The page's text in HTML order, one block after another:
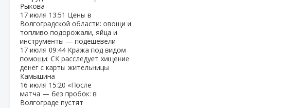
Рыкова
17 июля 13:51 Цены в
Волгоградской области: овощи и
топливо подорожали, яйца и
инструменты — подешевели
17 июля 09:44 Кража под видом
помощи: СК расследует хищение
денег с карты жительницы
Камышина
16 июля 15:20 «После
матча — без пробок: в
Волгограде пустят